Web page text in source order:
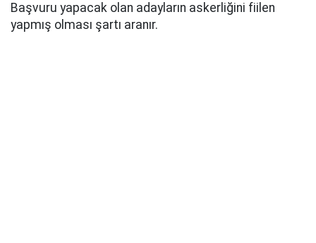
Başvuru yapacak olan adayların askerliğini fiilen
yapmış olması şartı aranır.